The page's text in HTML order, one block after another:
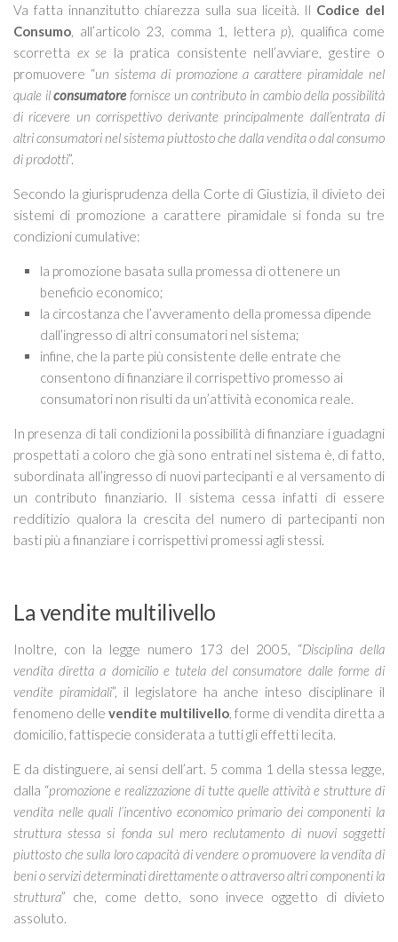
Va fatta innanzitutto chiarezza sulla sua liceità. Il Codice del
Consumo, all’articolo 23, comma 1, lettera p), qualifica come
scorretta ex se la pratica consistente nell’avviare, gestire o
promuovere “un sistema di promozione a carattere piramidale nel
quale ilconsumatorefornisce un contributo in cambio della possibilità
di ricevere un corrispettivo derivante principalmente dall’entrata di
altri consumatori nel sistema piuttosto che dalla vendita o dal consumo
di prodotti”.
Secondo la giurisprudenza della Corte di Giustizia, il divieto dei
sistemi di promozione a carattere piramidale si fonda su tre
condizioni cumulative:
la promozione basata sulla promessa di ottenere un
beneficio economico;
la circostanza che l’avveramento della promessa dipende
dall’ingresso di altri consumatori nel sistema;
infine, che la parte più consistente delle entrate che
consentono di finanziare il corrispettivo promesso ai
consumatori non risulti da un’attività economica reale.
In presenza di tali condizioni la possibilità di finanziare i guadagni
prospettati a coloro che già sono entrati nel sistema è, di fatto,
subordinata all’ingresso di nuovi partecipanti e al versamento di
un contributo finanziario. Il sistema cessa infatti di essere
redditizio qualora la crescita del numero di partecipanti non
basti più a finanziare i corrispettivi promessi agli stessi.
La vendite multilivello
Inoltre, con la legge numero 173 del 2005, “Disciplina della
vendita diretta a domicilio e tutela del consumatore dalle forme di
vendite piramidali”, il legislatore ha anche inteso disciplinare il
fenomeno delle vendite multilivello, forme di vendita diretta a
domicilio, fattispecie considerata a tutti gli effetti lecita.
E da distinguere, ai sensi dell’art. 5 comma 1 della stessa legge,
dalla “promozione e realizzazione di tutte quelle attività e strutture di
vendita nelle quali l’incentivo economico primario dei componenti la
struttura stessa si fonda sul mero reclutamento di nuovi soggetti
piuttosto che sulla loro capacità di vendere o promuovere la vendita di
beni o servizi determinati direttamente o attraverso altri componenti la
struttura” che, come detto, sono invece oggetto di divieto
assoluto.